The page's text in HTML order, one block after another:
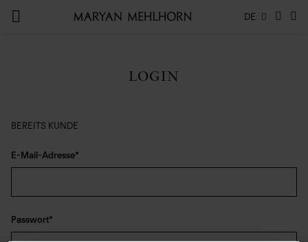
DE
LOGIN
BEREITS KUNDE
E-Mail-Adresse
Passwort